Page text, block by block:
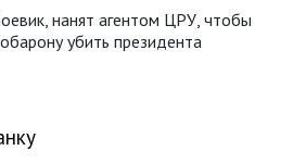
нанят агентом ЦРУ, чтобы
убить президента